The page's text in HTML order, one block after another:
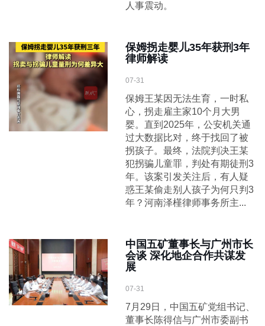
人事震动。
保姆拐走婴儿35年获刑3年
律师解读
07-31
保姆王某因无法生育，一时私
心，拐走雇主家10个月大男
婴。直到2025年，公安机关通
过大数据比对，终于找回了被
拐孩子。最终，法院判决王某
犯拐骗儿童罪，判处有期徒刑3
年。该案引发关注后，有人疑
惑王某偷走别人孩子为何只判3
年？河南泽槿律师事务所主...
中国五矿董事长与广州市长
会谈 深化地企合作共谋发
展
07-31
7月29日，中国五矿党组书记、
董事长陈得信与广州市委副书